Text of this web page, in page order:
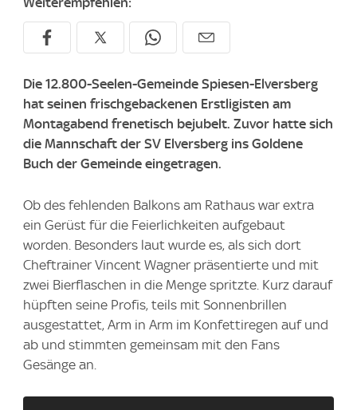
Die 12.800-Seelen-Gemeinde Spiesen-Elversberg
hat seinen frischgebackenen Erstligisten am
Montagabend frenetisch bejubelt. Zuvor hatte sich
die Mannschaft der SV Elversberg ins Goldene
Buch der Gemeinde eingetragen.
Ob des fehlenden Balkons am Rathaus war extra
ein Gerüst für die Feierlichkeiten aufgebaut
worden. Besonders laut wurde es, als sich dort
Cheftrainer Vincent Wagner präsentierte und mit
zwei Bierflaschen in die Menge spritzte. Kurz darauf
hüpften seine Profis, teils mit Sonnenbrillen
ausgestattet, Arm in Arm im Konfettiregen auf und
ab und stimmten gemeinsam mit den Fans
Gesänge an.